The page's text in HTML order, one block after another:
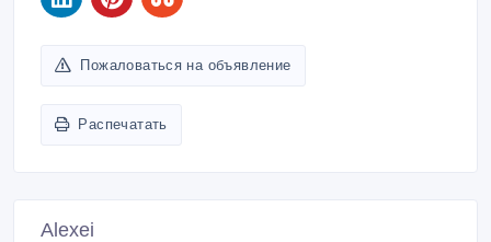
Пожаловаться на объявление
Распечатать
Alexei